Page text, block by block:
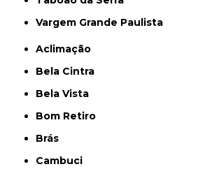
Vargem Grande Paulista
Aclimação
Bela Cintra
Bela Vista
Bom Retiro
Brás
Cambuci